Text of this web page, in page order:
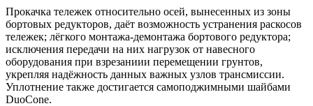
Прокачка тележек относительно осей, вынесенных из зоны
бортовых редукторов, даёт возможность устранения раскосов
тележек; лёгкого монтажа-демонтажа бортового редуктора;
исключения передачи на них нагрузок от навесного
оборудования при взрезаниии перемещении грунтов,
укрепляя надёжность данных важных узлов трансмиссии.
Уплотнение также достигается самоподжимными шайбами
DuoCone.